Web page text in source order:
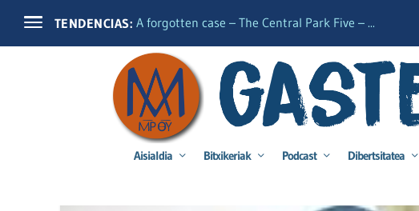
TENDENCIAS: A forgotten case – The Central Park Five – ...
Aisialdia Bitxikeriak Podcast Dibertsitatea